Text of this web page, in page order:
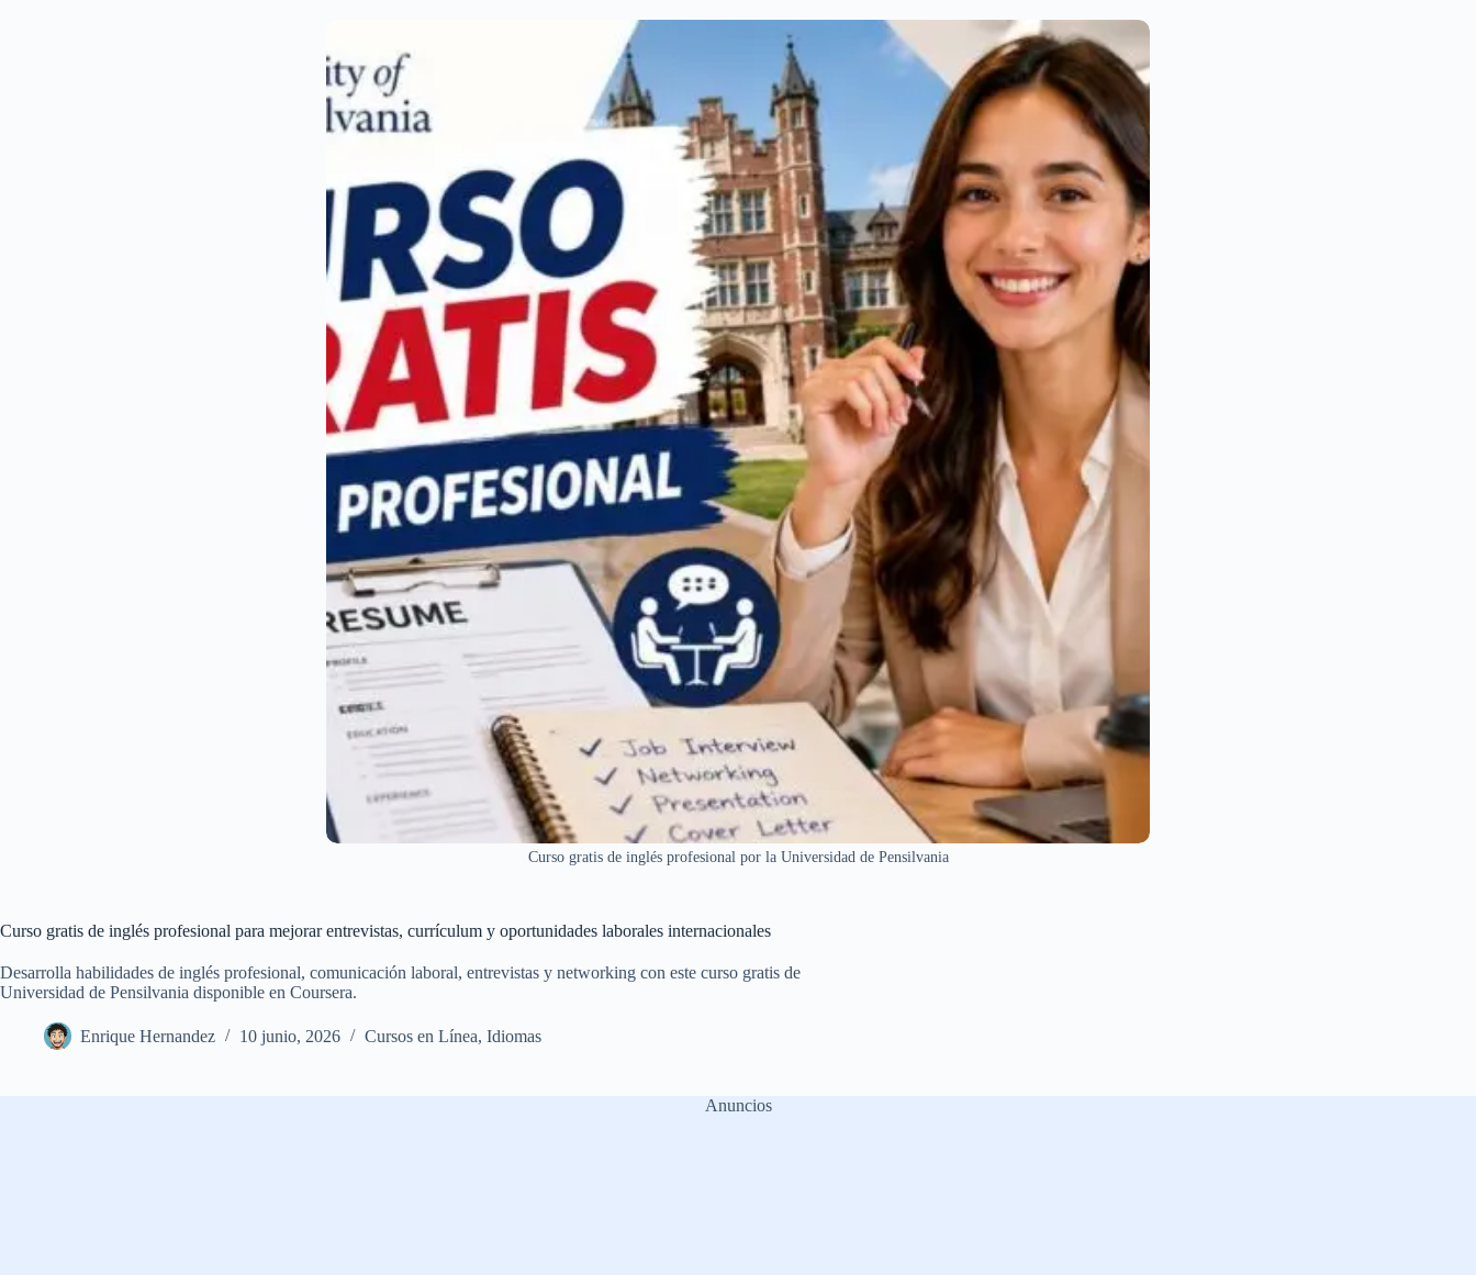
Curso gratis de inglés profesional por la Universidad de Pensilvania
Curso gratis de inglés profesional para mejorar entrevistas, currículum y oportunidades laborales internacionales
Desarrolla habilidades de inglés profesional, comunicación laboral, entrevistas y networking con este curso gratis de
Universidad de Pensilvania disponible en Coursera.
Enrique Hernandez 10 junio, 2026 Cursos en Línea, Idiomas
Anuncios